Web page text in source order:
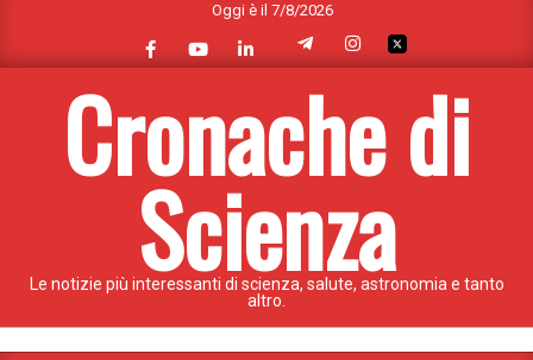
content
Oggi è il 7/8/2026
Cronache di
Scienza
Le notizie più interessanti di scienza, salute, astronomia e tanto
altro.